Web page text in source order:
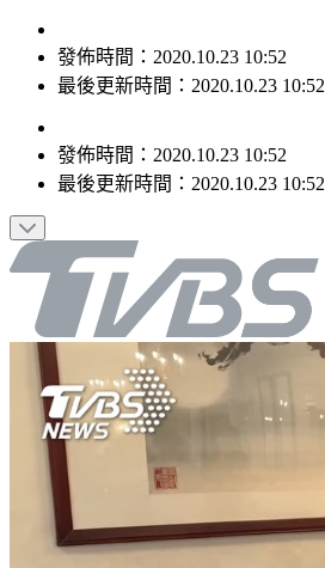
發佈時間：2020.10.23 10:52
最後更新時間：2020.10.23 10:52
發佈時間： 2020.10.23 10:52
最後更新時間： 2020.10.23 10:52